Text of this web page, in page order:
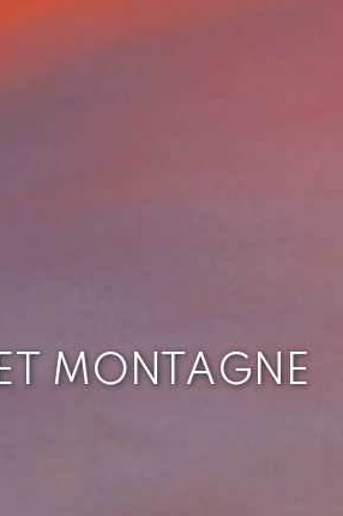
MONTAGNE